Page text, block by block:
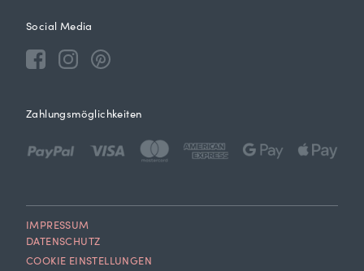
Social Media
Zahlungsmöglichkeiten
IMPRESSUM
DATENSCHUTZ
COOKIE EINSTELLUNGEN